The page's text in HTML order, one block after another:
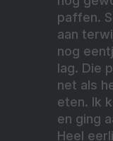
paffen.
aan
nog
lag. Die
net als
eten. Ik
en ging
Heel